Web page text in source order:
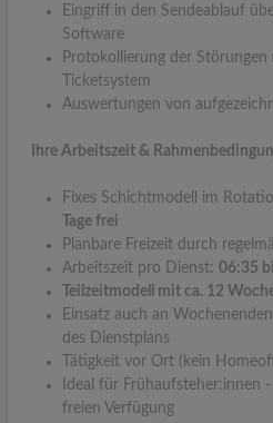
Eingriff in den Sendeablauf
Software
Protokollierung der Störungen
Ticketsystem
Auswertungen von
Ihre Arbeitszeit &
Fixes Schichtmodell im
Tage frei
Planbare Freizeit durch
Arbeitszeit pro Dienst: 06:35
Teilzeitmodell mit ca. 12
Einsatz auch an
des Dienstplans
Tätigkeit vor Ort (kein
Ideal für Frühaufsteher:innen
freien Verfügung